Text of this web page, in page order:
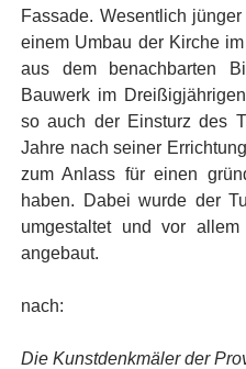
Fassade. Wesentlich
einem Umbau der Kirche
aus dem benachbarten
Bauwerk im
so auch der Einsturz des
Jahre nach seiner
zum Anlass für einen
haben. Dabei wurde der
umgestaltet und vor
angebaut.
nach:
Die Kunstdenkmäler der